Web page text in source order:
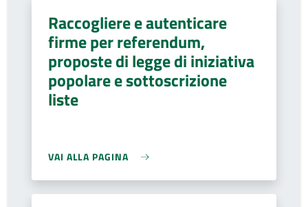
Raccogliere e autenticare
firme per referendum,
proposte di legge di iniziativa
popolare e sottoscrizione
liste
VAI ALLA PAGINA